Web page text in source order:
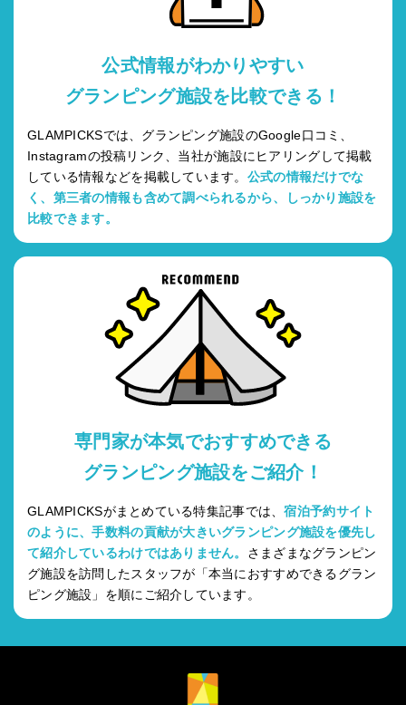
公式情報がわかりやすい
グランピング施設を比較できる！
GLAMPICKSでは、グランピング施設のGoogle口コミ、
Instagramの投稿リンク、当社が施設にヒアリングして掲載
している情報などを掲載しています。 公式の情報だけでな
く、第三者の情報も含めて調べられるから、しっかり施設を
比較できます。
専門家が本気でおすすめできる
グランピング施設をご紹介！
GLAMPICKSがまとめている特集記事では、宿泊予約サイト
のように、手数料の貢献が大きいグランピング施設を優先し
て紹介しているわけではありません。 さまざまなグランピン
グ施設を訪問したスタッフが「本当におすすめできるグラン
ピング施設」を順にご紹介しています。